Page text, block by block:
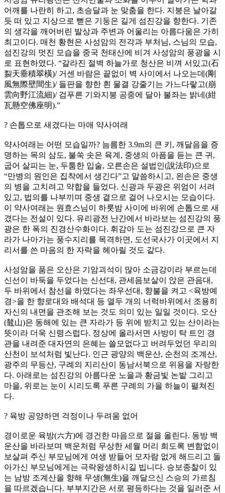
어깨를 나란히 하고, 초승달과 눈 맞춤을 한다. 지붕은 날아갈
듯 떠 있고 지상으로 뻗은 기둥은 길게 섬진강을 향한다. 기존
의 생각을 깨어버린 발상과 주변과 어울리는 아름다움은 가히
최고이다. 매천 황현은 사성암의 전각과 부처님, 스님의 모습,
섬진강의 멋진 모습을 중국 천태산에 비겨 사성암의 풍광을 시
로 표현하였다. “갈라진 절벽 하늘가로 청산은 비껴 서있고(石
裂天垂積翠橫)/ 거센 바람은 끝없이 벽 사이에서 나오는데(剛
風無際壁間生)/ 들판을 향한 흰 물결 강줄기는 가느다랗고(崩
雲向野江流細)/ 검푸른 기와지붕 공중에 달아 불좌는 밝네(紺
瓦懸空佛座明).”
? 손톱으로 새겼다는 마애 약사여래
약사여래는 어떤 모습일까? 늠름한 3.9m의 큰 키, 깨달음을 증
명하는 목의 삼도, 불쑥 솟은 육계, 중생의 아픔을 듣는 큰 귀,
굽어 살피는 눈, 두툼한 입술, 오른손은 설법인(說法印)으로
“만병의 원인은 집착에서 생긴다”고 말씀하시고, 왼손은 중생
의 병을 고치려고 약합을 들었다. 신광과 두광은 위엄이 서려
있고, 법의를 나부끼며 중생 곁으로 걸어 나오시는 모습이다.
이 약사여래는 원효스님이 하룻밤 사이에 바위에 손톱으로 새
겼다는 전설이 있다. 유리광전 난간에서 바라보는 섬진강의 풍
광은 한 폭의 진경산수화이다. 휘감아 도는 섬진강으로 큰 자
라가 나아가는 풍수지리를 목격하면, 도선국사가 이곳에서 지
리서를 쓴 마음의 한 자락을 헤아릴 것도 같다.
사성암을 품은 오산은 기암괴석이 많아 소금강이라 부르는데
신선이 바둑을 두었다는 신선대, 관세음보살이 앉은 관음대,
두 바위에서 참선을 하였다는 좌우선대, 향불을 켜고 <육방예
경>을 한 향로대와 배석대 등 열두 개의 너럭바위에서 조용히
자신의 내면을 관조해 보는 것도 의미 있는 일일 것이다. 오산
(鼇山)은 동해에 있는 큰 자라가 등 위에 받치고 있는 산이라는
뜻이라 더욱 신령스럽다. 정상에 올라서면 사방이 탁 트인 경
관을 내려준 대자연의 은혜는 쓸모없다고 버려두었던 우리의
산천이 보석처럼 빛난다. 인근 광양의 백운산, 순천의 조계산,
광주의 무등산, 구례의 지리산이 동남서북으로 위용을 자랑한
다. 아래로는 섬진강의 아름다운 노을과 황금빛 논밭 그리고
마을, 위로는 눈이 시리도록 푸른 구례의 가을 하늘이 펼쳐진
다.
? 육방 공양하면 걱정이나 두려움 없어
경이로운 육방(六方)에 경건한 마음으로 절을 올린다. 동방 백
운산을 바라보며 백운처럼 무상한 세월 머리 희도록 변함없이
보살펴 주신 부모님에게 여생 받들어 모자람 없게 해드리고 돌
아가신 부모님에게는 극락왕생하시길 빕니다. 승보종찰이 있
는 남방 조계산을 향해 무생(無生)을 깨달으신 스승의 가르침
을 따르겠습니다. 부부지간은 서로 평등하다는 것을 일러준 서